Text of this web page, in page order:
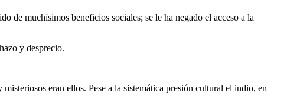
de muchísimos beneficios sociales; se le ha negado el acceso a la
y desprecio.
eran ellos. Pese a la sistemática presión cultural el indio, en